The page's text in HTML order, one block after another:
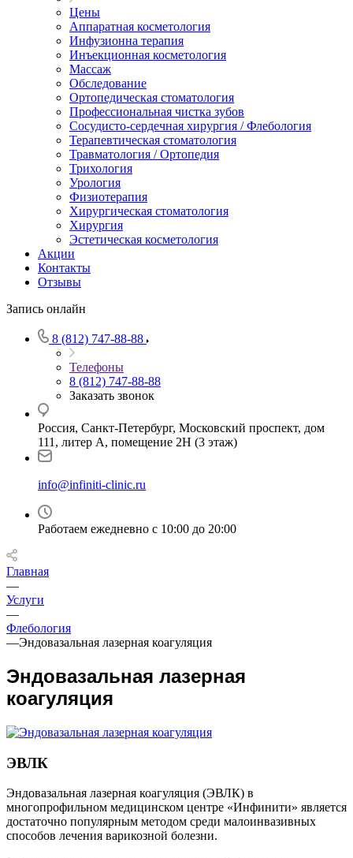
Цены
Аппаратная косметология
Инфузионна терапия
Инъекционная косметология
Массаж
Обследование
Ортопедическая стоматология
Профессиональная чистка зубов
Сосудисто-сердечная хирургия / Флебология
Терапевтическая стоматология
Травматология / Ортопедия
Трихология
Урология
Физиотерапия
Хирургическая стоматология
Хирургия
Эстетическая косметология
Акции
Контакты
Отзывы
Запись онлайн
8 (812) 747-88-88
Телефоны
8 (812) 747-88-88
Заказать звонок
Россия, Санкт-Петербург, Московский проспект, дом
111, литер А, помещение 2Н (3 этаж)
info@infiniti-clinic.ru
Работаем ежедневно с 10:00 до 20:00
Главная
—
Услуги
—
Флебология
—Эндовазальная лазерная коагуляция
Эндовазальная лазерная
коагуляция
ЭВЛК
Эндовазальная лазерная коагуляция (ЭВЛК) в
многопрофильном медицинском центре «Инфинити» является
достаточно популярным методом среди малоинвазивных
способов лечения варикозной болезни.